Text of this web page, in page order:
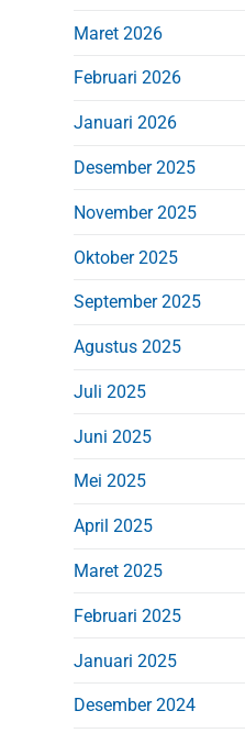
Maret 2026
Februari 2026
Januari 2026
Desember 2025
November 2025
Oktober 2025
September 2025
Agustus 2025
Juli 2025
Juni 2025
Mei 2025
April 2025
Maret 2025
Februari 2025
Januari 2025
Desember 2024